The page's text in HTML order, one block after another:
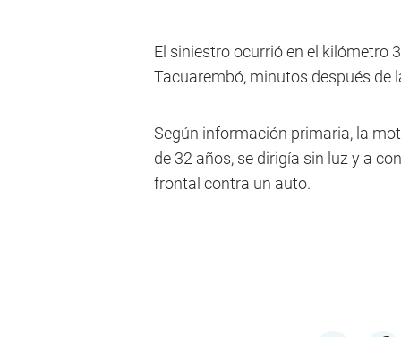
El siniestro ocurrió en el kilómetro
Tacuarembó, minutos después de
Según información primaria, la
de 32 años, se dirigía sin luz y a
frontal contra un auto.